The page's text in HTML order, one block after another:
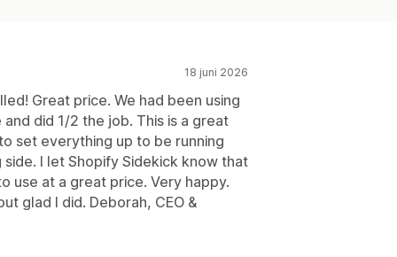
18 juni 2026
Great price. We had been using
did 1/2 the job. This is a great
set everything up to be running
I let Shopify Sidekick know that
use at a great price. Very happy.
glad I did. Deborah, CEO &